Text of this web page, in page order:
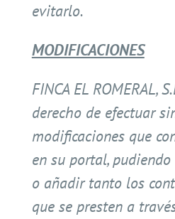
evitarlo.
MODIFICACIONES
FINCA EL ROMERAL,
derecho de efectuar
modificaciones que
en su portal,
o añadir tanto los
que se presten a